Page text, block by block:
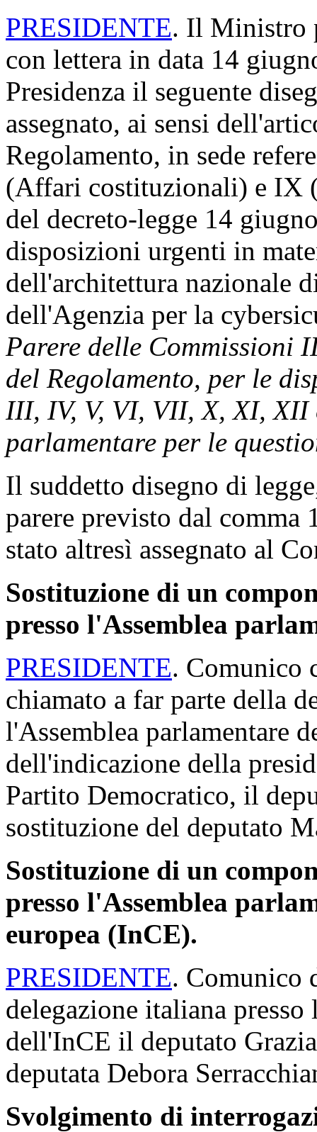
PRESIDENTE. Il Ministro
con lettera in data 14
Presidenza il seguente
assegnato, ai sensi
Regolamento, in sede
(Affari costituzionali) e IX
del decreto-legge 14
disposizioni urgenti in
dell'architettura nazionale
dell'Agenzia per la
Parere delle Commissioni
del Regolamento, per le
III, IV, V, VI, VII, X, XI, XII
parlamentare per le
Il suddetto disegno di
parere previsto dal comma
stato altresì assegnato al
Sostituzione di un
presso l'Assemblea
PRESIDENTE. Comunico
chiamato a far parte della
l'Assemblea parlamentare
dell'indicazione della
Partito Democratico, il
sostituzione del deputato
Sostituzione di un
presso l'Assemblea
europea (InCE).
PRESIDENTE. Comunico
delegazione italiana
dell'InCE il deputato
deputata Debora
Svolgimento di